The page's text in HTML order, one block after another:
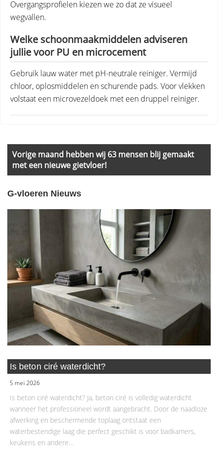
Overgangsprofielen kiezen we zo dat ze visueel
wegvallen.
Welke schoonmaakmiddelen adviseren
jullie voor PU en microcement
Gebruik lauw water met pH-neutrale reiniger. Vermijd
chloor, oplosmiddelen en schurende pads. Voor vlekken
volstaat een microvezeldoek met een druppel reiniger.
Vorige maand hebben wij 63 mensen blij gemaakt
met een nieuwe gietvloer!
G-vloeren Nieuws
Is beton ciré waterdicht?
5 mei 2026
Is beton ciré waterdicht? Ja, beton ciré is volledig waterdicht
wanneer het professioneel wordt aangebracht. Door de naadloze
afwerking en beschermende toplaag ontstaat een
waterbestendige laag die perfect geschikt is voor badkamers,
keukens en andere…